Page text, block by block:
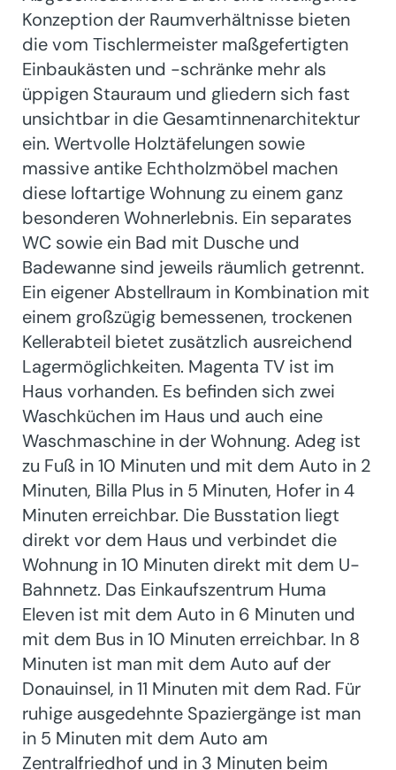
Konzeption der Raumverhältnisse bieten
die vom Tischlermeister maßgefertigten
Einbaukästen und -schränke mehr als
üppigen Stauraum und gliedern sich fast
unsichtbar in die Gesamtinnenarchitektur
ein. Wertvolle Holztäfelungen sowie
massive antike Echtholzmöbel machen
diese loftartige Wohnung zu einem ganz
besonderen Wohnerlebnis. Ein separates
WC sowie ein Bad mit Dusche und
Badewanne sind jeweils räumlich getrennt.
Ein eigener Abstellraum in Kombination mit
einem großzügig bemessenen, trockenen
Kellerabteil bietet zusätzlich ausreichend
Lagermöglichkeiten. Magenta TV ist im
Haus vorhanden. Es befinden sich zwei
Waschküchen im Haus und auch eine
Waschmaschine in der Wohnung. Adeg ist
zu Fuß in 10 Minuten und mit dem Auto in 2
Minuten, Billa Plus in 5 Minuten, Hofer in 4
Minuten erreichbar. Die Busstation liegt
direkt vor dem Haus und verbindet die
Wohnung in 10 Minuten direkt mit dem U-
Bahnnetz. Das Einkaufszentrum Huma
Eleven ist mit dem Auto in 6 Minuten und
mit dem Bus in 10 Minuten erreichbar. In 8
Minuten ist man mit dem Auto auf der
Donauinsel, in 11 Minuten mit dem Rad. Für
ruhige ausgedehnte Spaziergänge ist man
in 5 Minuten mit dem Auto am
Zentralfriedhof und in 3 Minuten beim